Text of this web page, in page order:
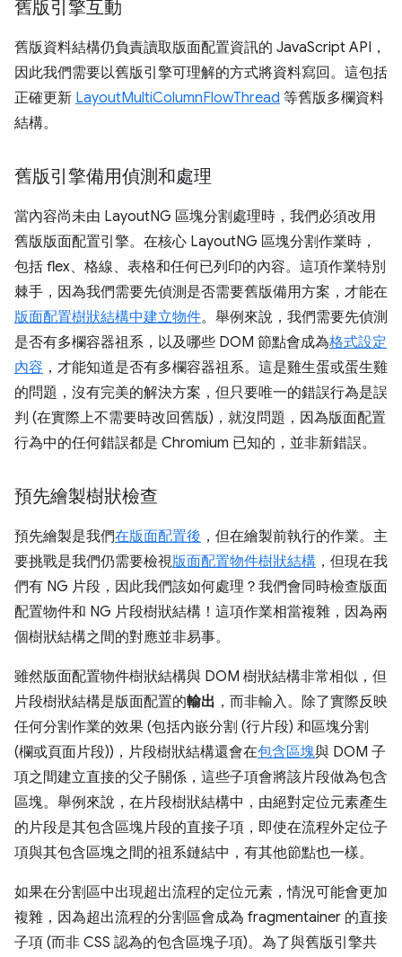
舊版引擎互動
舊版資料結構仍負責讀取版面配置資訊的 JavaScript API，
因此我們需要以舊版引擎可理解的方式將資料寫回。這包括
正確更新 LayoutMultiColumnFlowThread 等舊版多欄資料
結構。
舊版引擎備用偵測和處理
當內容尚未由 LayoutNG 區塊分割處理時，我們必須改用
舊版版面配置引擎。在核心 LayoutNG 區塊分割作業時，
包括 flex、格線、表格和任何已列印的內容。這項作業特別
棘手，因為我們需要先偵測是否需要舊版備用方案，才能在
版面配置樹狀結構中建立物件。舉例來說，我們需要先偵測
是否有多欄容器祖系，以及哪些 DOM 節點會成為格式設定
內容 ，才能知道是否有多欄容器祖系。這是雞生蛋或蛋生雞
的問題，沒有完美的解決方案，但只要唯一的錯誤行為是誤
判 (在實際上不需要時改回舊版)，就沒問題，因為版面配置
行為中的任何錯誤都是 Chromium 已知的，並非新錯誤。
預先繪製樹狀檢查
預先繪製是我們在版面配置後 ，但在繪製前執行的作業。主
要挑戰是我們仍需要檢視版面配置物件樹狀結構 ，但現在我
們有 NG 片段，因此我們該如何處理？我們會同時檢查版面
配置物件和 NG 片段樹狀結構！這項作業相當複雜，因為兩
個樹狀結構之間的對應並非易事。
雖然版面配置物件樹狀結構與 DOM 樹狀結構非常相似，但
片段樹狀結構是版面配置的輸出 ，而非輸入。除了實際反映
任何分割作業的效果 (包括內嵌分割 (行片段) 和區塊分割
(欄或頁面片段))，片段樹狀結構還會在包含區塊與 DOM 子
項之間建立直接的父子關係，這些子項會將該片段做為包含
區塊。舉例來說，在片段樹狀結構中，由絕對定位元素產生
的片段是其包含區塊片段的直接子項，即使在流程外定位子
項與其包含區塊之間的祖系鏈結中，有其他節點也一樣。
如果在分割區中出現超出流程的定位元素，情況可能會更加
複雜，因為超出流程的分割區會成為 fragmentainer 的直接
子項 (而非 CSS 認為的包含區塊子項)。為了與舊版引擎共